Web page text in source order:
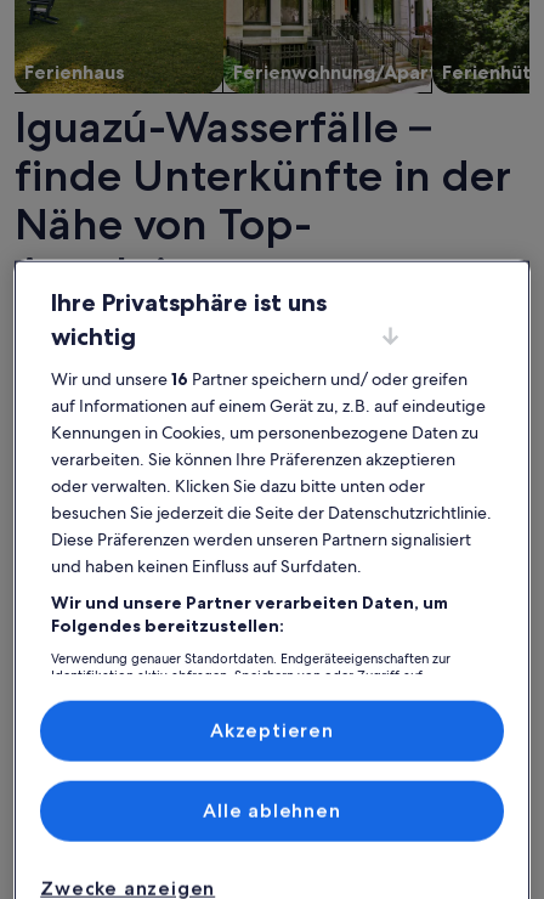
Ferienhaus Ferienwohnung/Apartment
Iguazú-Wasserfälle –
finde Unterkünfte in der
Nähe von Top-
Attraktionen
Karte
mit
Attraktionen
Weitere Informationen zu Iguazú-Wasserfälle. Wird in
Ihre Privatsphäre ist uns
wichtig
Wir und unsere16 Partner speichern und/ oder greifen
auf Informationen auf einem Gerät zu, z.B. auf eindeutige
Kennungen in Cookies, um personenbezogene Daten zu
verarbeiten. Sie können Ihre Präferenzen akzeptieren
oder verwalten. Klicken Sie dazu bitte unten oder
besuchen Sie jederzeit die Seite der Datenschutzrichtlinie.
Diese Präferenzen werden unseren Partnern signalisiert
und haben keinen Einfluss auf Surfdaten.
Wir und unsere Partner verarbeiten Daten, um
Folgendes bereitzustellen:
Verwendung genauer Standortdaten. Endgeräteeigenschaften zur
Identifikation aktiv abfragen. Speichern von oder Zugriff auf
Inhalte, Messung von Werbeleistung und der Performance von Inhalten,
Zielgruppenforschung sowie Entwicklung und Verbesserung von
Liste der Partner (Lieferanten)
Zwecke anzeigen
Alle ablehnen
Akzeptieren